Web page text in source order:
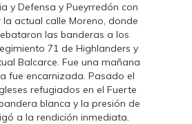
y Defensa y Pueyrredón con
la actual calle Moreno, donde
las banderas a los
71 de Highlanders y
Balcarce. Fue una mañana
fue encarnizada. Pasado el
refugiados en el Fuerte
blanca y la presión de
a la rendición inmediata.